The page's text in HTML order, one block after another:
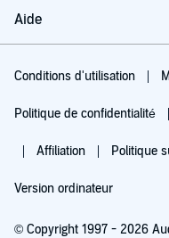
Aide
Conditions d'utilisation
Politique de confidentialité
Affiliation Politique
Version ordinateur
© Copyright 1997 - 2026